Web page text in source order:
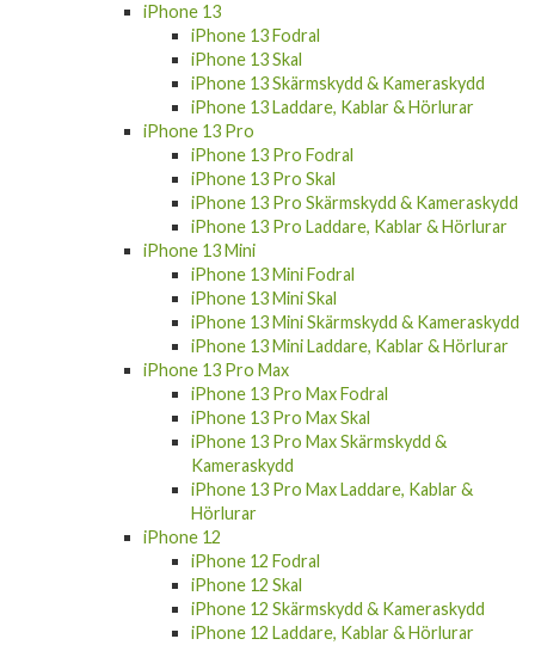
iPhone 13
iPhone 13 Fodral
iPhone 13 Skal
iPhone 13 Skärmskydd & Kameraskydd
iPhone 13 Laddare, Kablar & Hörlurar
iPhone 13 Pro
iPhone 13 Pro Fodral
iPhone 13 Pro Skal
iPhone 13 Pro Skärmskydd & Kameraskydd
iPhone 13 Pro Laddare, Kablar & Hörlurar
iPhone 13 Mini
iPhone 13 Mini Fodral
iPhone 13 Mini Skal
iPhone 13 Mini Skärmskydd & Kameraskydd
iPhone 13 Mini Laddare, Kablar & Hörlurar
iPhone 13 Pro Max
iPhone 13 Pro Max Fodral
iPhone 13 Pro Max Skal
iPhone 13 Pro Max Skärmskydd &
Kameraskydd
iPhone 13 Pro Max Laddare, Kablar &
Hörlurar
iPhone 12
iPhone 12 Fodral
iPhone 12 Skal
iPhone 12 Skärmskydd & Kameraskydd
iPhone 12 Laddare, Kablar & Hörlurar